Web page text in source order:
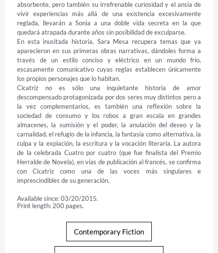
absorbente, pero también su irrefrenable curiosidad y el ansia de
vivir experiencias más allá de una existencia excesivamente
reglada, llevarán a Sonia a una doble vida secreta en la que
quedará atrapada durante años sin posibilidad de exculparse.
En esta inusitada historia, Sara Mesa recupera temas que ya
aparecieron en sus primeras obras narrativas, dándoles forma a
través de un estilo conciso y eléctrico en un mundo frío,
escasamente comunicativo cuyas reglas establecen únicamente
los propios personajes que lo habitan.
Cicatriz no es sólo una inquietante historia de amor
descompensado protagonizada por dos seres muy distintos pero a
la vez complementarios, es también una reflexión sobre la
sociedad de consumo y los robos a gran escala en grandes
almacenes, la sumisión y el poder, la anulación del deseo y la
carnalidad, el refugio de la infancia, la fantasía como alternativa, la
culpa y la expiación, la escritura y la vocación literaria. La autora
de la celebrada Cuatro por cuatro (que fue finalista del Premio
Herralde de Novela), en vías de publicación al francés, se confirma
con Cicatriz como una de las voces más singulares e
imprescindibles de su generación.
Available since: 03/20/2015.
Print length: 200 pages.
Contemporary Fiction